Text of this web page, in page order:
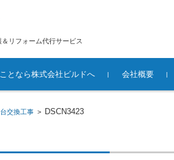
リフォーム代行サービス
となら株式会社ビルドへ
会社概要
交換工事 > DSCN3423